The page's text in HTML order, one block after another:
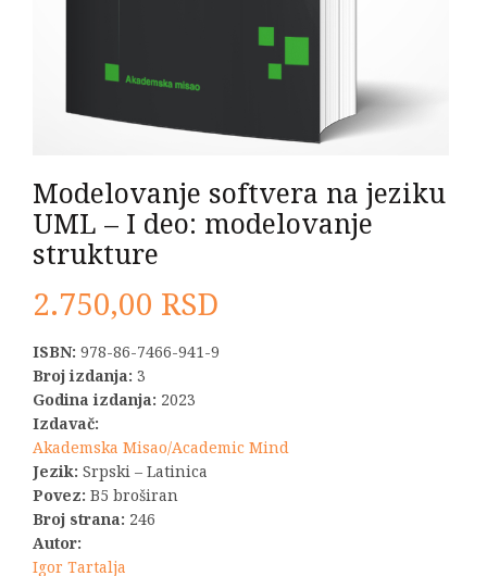
Modelovanje softvera na jeziku
UML – I deo: modelovanje
strukture
2.750,00 RSD
ISBN: 978-86-7466-941-9
Broj izdanja: 3
Godina izdanja: 2023
Izdavač:
Akademska Misao/Academic Mind
Jezik: Srpski – Latinica
Povez: B5 broširan
Broj strana: 246
Autor:
Igor Tartalja